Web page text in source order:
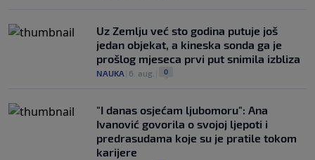
Uz Zemlju već sto godina putuje još
jedan objekat, a kineska sonda ga je
prošlog mjeseca prvi put snimila izbliza
NAUKA 6. aug. 0
"I danas osjećam ljubomoru": Ana
Ivanović govorila o svojoj ljepoti i
predrasudama koje su je pratile tokom
karijere